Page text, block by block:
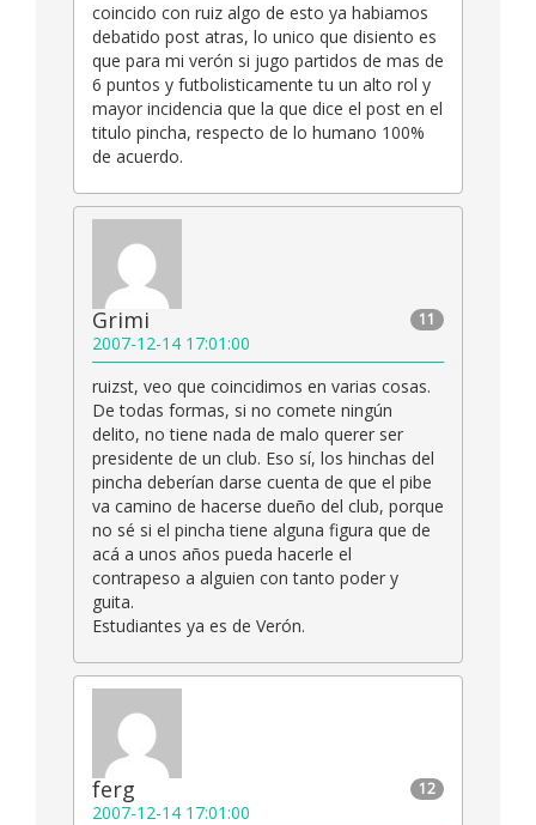
coincido con ruiz algo de esto ya habiamos
debatido post atras, lo unico que disiento es
que para mi verón si jugo partidos de mas de
6 puntos y futbolisticamente tu un alto rol y
mayor incidencia que la que dice el post en el
titulo pincha, respecto de lo humano 100%
de acuerdo.
11
Grimi
2007-12-14 17:01:00
ruizst, veo que coincidimos en varias cosas.
De todas formas, si no comete ningún
delito, no tiene nada de malo querer ser
presidente de un club. Eso sí, los hinchas del
pincha deberían darse cuenta de que el pibe
va camino de hacerse dueño del club, porque
no sé si el pincha tiene alguna figura que de
acá a unos años pueda hacerle el
contrapeso a alguien con tanto poder y
guita.
Estudiantes ya es de Verón.
12
ferg
2007-12-14 17:01:00